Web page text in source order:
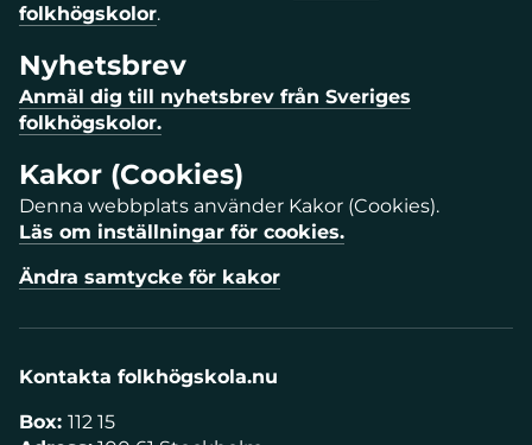
folkhögskolor.
Nyhetsbrev
Anmäl dig till nyhetsbrev från Sveriges
folkhögskolor.
Kakor (Cookies)
Denna webbplats använder Kakor (Cookies).
Läs om inställningar för cookies.
Ändra samtycke för kakor
Kontakta folkhögskola.nu
Box: 112 15